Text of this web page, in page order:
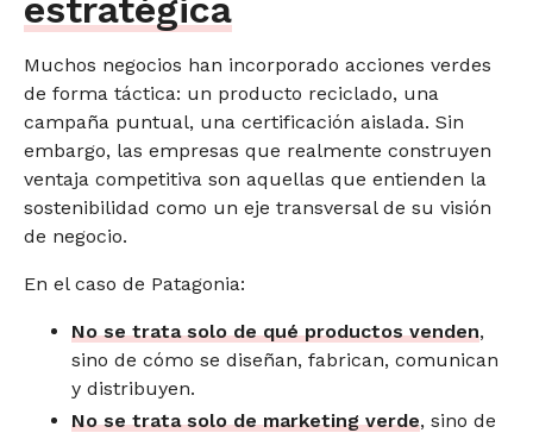
estratégica
Muchos negocios han incorporado acciones verdes
de forma táctica: un producto reciclado, una
campaña puntual, una certificación aislada. Sin
embargo, las empresas que realmente construyen
ventaja competitiva son aquellas que entienden la
sostenibilidad como un eje transversal de su visión
de negocio.
En el caso de Patagonia:
No se trata solo de qué productos venden,
sino de cómo se diseñan, fabrican, comunican
y distribuyen.
No se trata solo de marketing verde, sino de